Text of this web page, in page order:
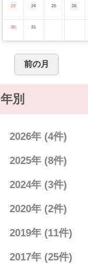
23 24 25 26
30 31
前の月
年別
2026年 (4件)
2025年 (8件)
2024年 (3件)
2020年 (2件)
2019年 (11件)
2017年 (25件)